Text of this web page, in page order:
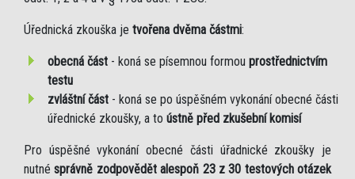
Úřednická zkouška je tvořena dvěma částmi:
obecná část - koná se písemnou formou prostřednictvím
testu
zvláštní část - koná se po úspěšném vykonání obecné části
úřednické zkoušky, a to ústně před zkušební komisí
Pro úspěšné vykonání obecné části úřadnické zkoušky je
nutnésprávně zodpovědět alespoň 23 z 30 testových otázek